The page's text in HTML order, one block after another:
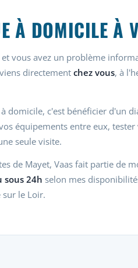
À DOMICILE À
et vous avez un problème
directement chez vous, à
domicile, c'est bénéficier d'un
équipements entre eux,
seule visite.
de Mayet, Vaas fait partie de
sous 24h selon mes
le Loir.